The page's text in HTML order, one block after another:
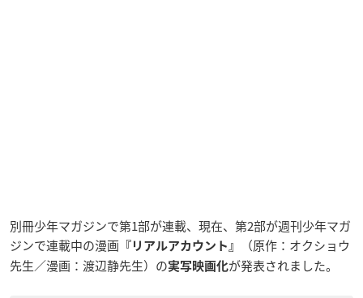
別冊少年マガジンで第1部が連載、現在、第2部が週刊少年マガ
ジンで連載中の漫画 『リアルアカウント』
（原作：オクショウ
先生／漫画：渡辺静先生）の実写映画化が発表されました。